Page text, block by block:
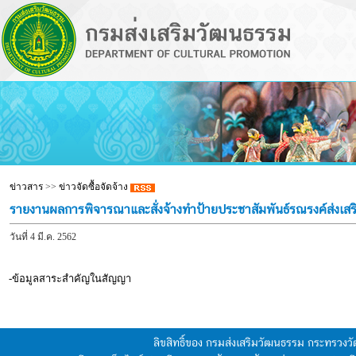
ข่าวสาร>> ข่าวจัดซื้อจัดจ้าง
รายงานผลการพิจารณาและสั่งจ้างทำป้ายประชาสัมพันธ์รณรงค์ส่งเ
วันที่ 4 มี.ค. 2562
-ข้อมูลสาระสำคัญในสัญญา
ลิขสิทธิ์ของ กรมส่งเสริมวัฒนธรรม กระทรว